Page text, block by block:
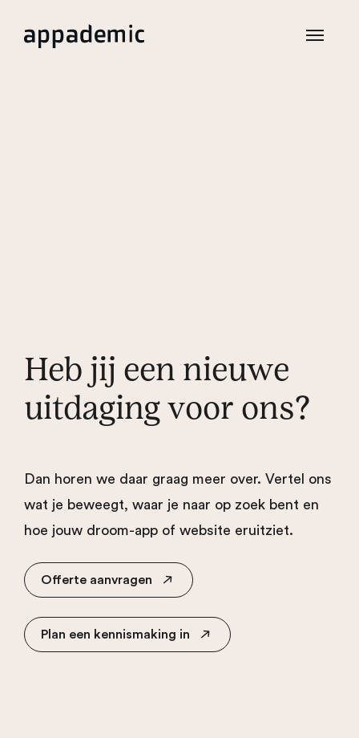
Heb jij een nieuwe
uitdaging voor ons?
Dan horen we daar graag meer over. Vertel ons
wat je beweegt, waar je naar op zoek bent en
hoe jouw droom-app of website eruitziet.
Offerte aanvragen
Plan een kennismaking in